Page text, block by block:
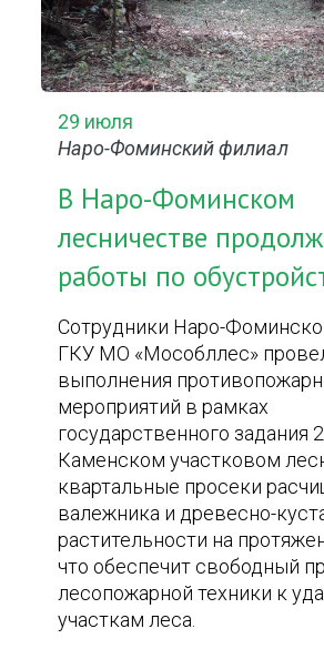
29 июля
Наро-Фоминский филиал
В Наро-Фоминском
лесничестве
работы по
Сотрудники Наро-
ГКУ МО «Мособллес»
выполнения
мероприятий в рамках
государственного задания
Каменском участковом
квартальные просеки
валежника и древесно-
растительности на
что обеспечит свободный
лесопожарной техники к
участкам леса.